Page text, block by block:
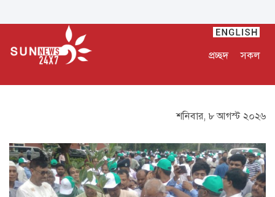
প্রচ্ছদ সকল
শনিবার, ৮ আগস্ট ২০২৬